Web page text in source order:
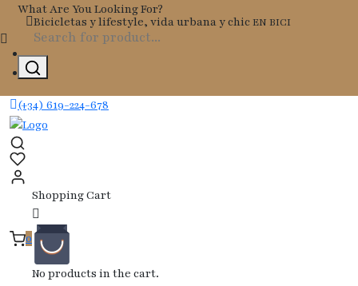
Skip
content
Bicicletas y lifestyle, vida urbana y chicEN BICI
(+34) 619-224-678
What Are You Looking For?
0
Shopping Cart
No products in the cart.